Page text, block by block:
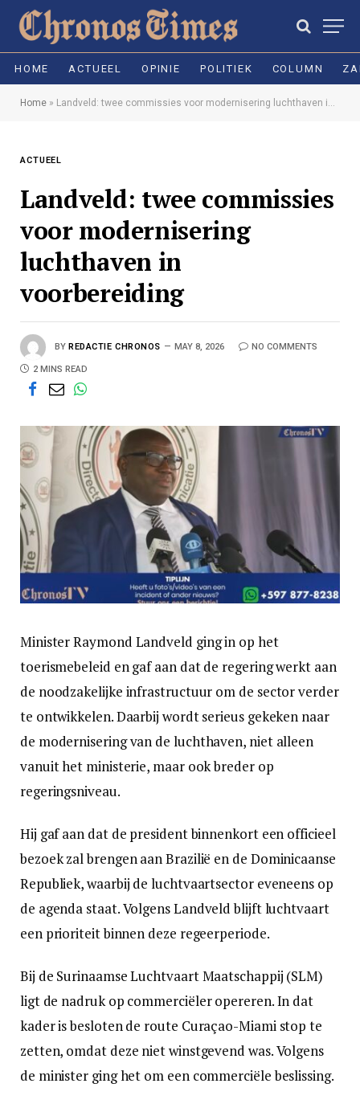
HOME ACTUEEL OPINIE POLITIEK COLUMN
Home » Landveld: twee commissies voor modernisering luchthaven in voorbereiding
ACTUEEL
Landveld: twee commissies
voor modernisering
luchthaven in
voorbereiding
BY REDACTIE CHRONOS MAY 8, 2026 NO COMMENTS
2 MINS READ
Minister Raymond Landveld ging in op het
toerismebeleid en gaf aan dat de regering werkt aan
de noodzakelijke infrastructuur om de sector verder
te ontwikkelen. Daarbij wordt serieus gekeken naar
de modernisering van de luchthaven, niet alleen
vanuit het ministerie, maar ook breder op
regeringsniveau.
Hij gaf aan dat de president binnenkort een officieel
bezoek zal brengen aan Brazilië en de Dominicaanse
Republiek, waarbij de luchtvaartsector eveneens op
de agenda staat. Volgens Landveld blijft luchtvaart
een prioriteit binnen deze regeerperiode.
Bij de Surinaamse Luchtvaart Maatschappij (SLM)
ligt de nadruk op commerciëler opereren. In dat
kader is besloten de route Curaçao-Miami stop te
zetten, omdat deze niet winstgevend was. Volgens
de minister ging het om een commerciële beslissing.